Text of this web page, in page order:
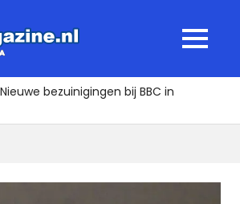
MENU
Nieuwe bezuinigingen bij BBC in